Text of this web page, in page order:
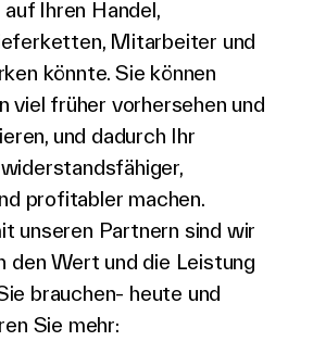
Ihren Handel,
Mitarbeiter und
könnte. Sie können
viel früher vorhersehen und
und dadurch Ihr
profitabler machen.
unseren Partnern sind wir
den Wert und die Leistung
brauchen- heute und
Sie mehr: